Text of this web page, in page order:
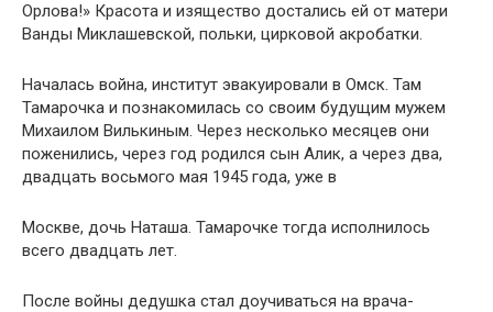
Орлова!» Красота и изящество достались ей от матери
Ванды Миклашевской, польки, цирковой акробатки.
Началась война, институт эвакуировали в Омск. Там
Тамарочка и познакомилась со своим будущим мужем
Михаилом Вилькиным. Через несколько месяцев они
поженились, через год родился сын Алик, а через два,
двадцать восьмого мая 1945 года, уже в
Москве, дочь Наташа. Тамарочке тогда исполнилось
всего двадцать лет.
После войны дедушка стал доучиваться на врача-